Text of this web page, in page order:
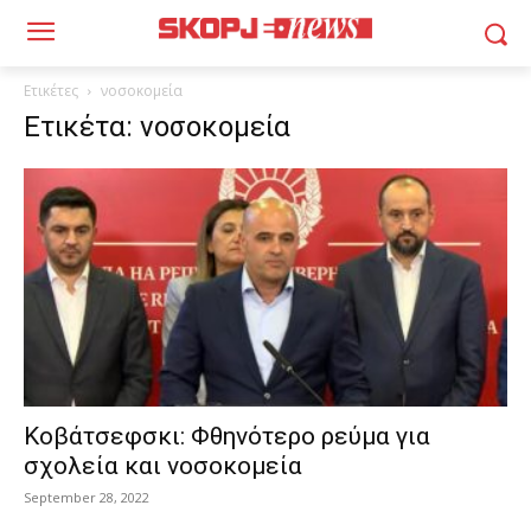
Ετικέτες νοσοκομεία
Ετικέτα: νοσοκομεία
Κοβάτσεφσκι: Φθηνότερο ρεύμα για
σχολεία και νοσοκομεία
September 28, 2022